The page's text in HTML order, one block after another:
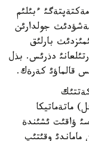
ءبئلئم
جولدارئن
بارلئق
دذرئس. بذل
قالماؤئ كةرةك.
قذرئلعاننان باستاپ (1932 جئل) ماتةماتيكا
ؤاقئت ئشئندة